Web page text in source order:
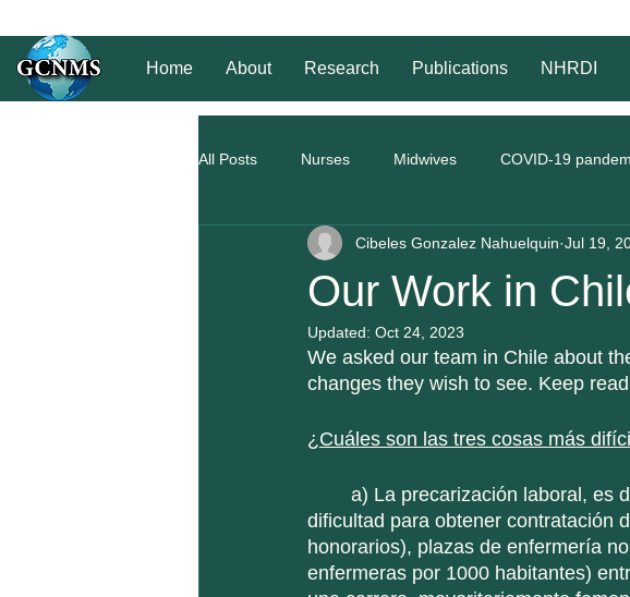
Home About Research Publications NHRDI
All Posts Nurses Midwives COVID-19
Our Work in
Cibeles Gonzalez Nahuelquin Jul 19,
Updated: Oct 24, 2023
We asked our team in Chile about
changes they wish to see. Keep
¿Cuáles son las tres cosas más
dificultad para obtener contratación
honorarios), plazas de enfermería
enfermeras por 1000 habitantes)